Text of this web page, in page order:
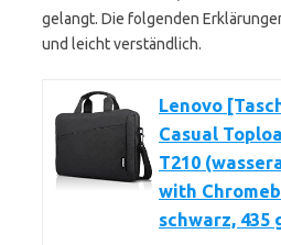
gelangt. Die folgenden
und leicht verständlich.
Lenovo
Casual
T210
with
schwarz, 435